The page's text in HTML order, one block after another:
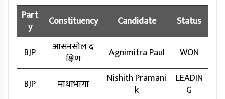
Part
y
Constituency Candidate Status
BJP
आसनसोल द
क्षिण
Agnimitra Paul WON
BJP माथाभांगा
Nishith Pramani
k
LEADIN
G